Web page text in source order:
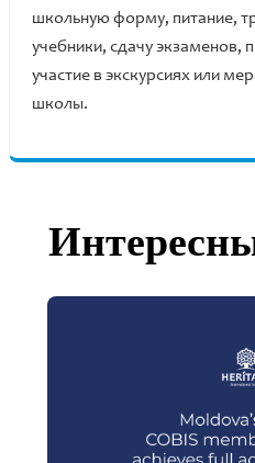
школьную форму, питание,
учебники, сдачу экзаменов,
участие в экскурсиях или
школы.